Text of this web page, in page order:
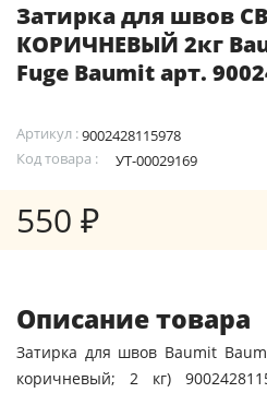
Затирка для швов
КОРИЧНЕВЫЙ 2кг
Fuge Baumit арт.
Артикул :9002428115978
Код товара :
УТ-00029169
550 ₽
Описание товара
Затирка для швов Baumit
коричневый; 2 кг)